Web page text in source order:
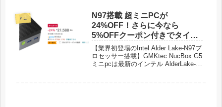
スシーンでの利用はもちろん、プライ
ベートでの写真、動画編集、ゲームプ
レイなど、さまざまなニーズに合わせ
て自由にカスタマイズ可能です。 【1
年間メーカー保証】GMKtec mini pc
は注文日よりメーカー保証が1年間ご
ざいます。期間内は、通常通りご使用
いただいて出た不具合に関しまして
数：1900 MHz / L2キャッシュ：
16MB / メモリ：16GB DDR4
3200MT/s 2チャネル数 （64GBまで拡
張可能） / SDD：512GB PCIe 3.0
M.2 2280 SSD（2TBまで拡張可
能） GMKtec M5 mini pcに内臓さ
れているAMD Ryzen 7 Mobile
Processors with Radeon グラフィック
ミニ
N97搭載 超ミニPCが
24%OFF！さらに今なら
5%OFFクーポン付きでタイム
セール特価20,508円！
【業界初登場のIntel Alder Lake-N97プ
ロセッサー搭載】GMKtec NucBox G5
ミニpcは最新のインテル AlderLake-